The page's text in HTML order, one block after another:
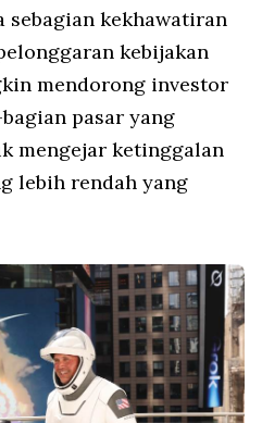
sebagian kekhawatiran
kebijakan
mendorong investor
pasar yang
mengejar ketinggalan
lebih rendah yang